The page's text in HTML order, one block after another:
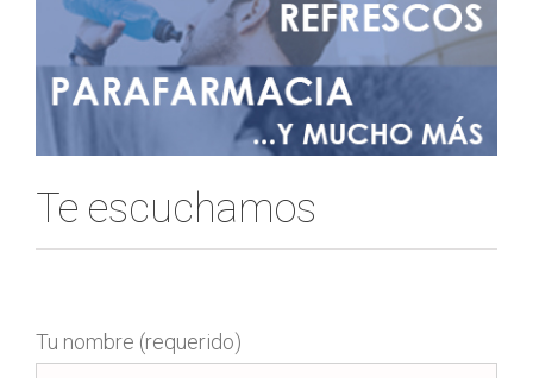
Te escuchamos
Tu nombre (requerido)